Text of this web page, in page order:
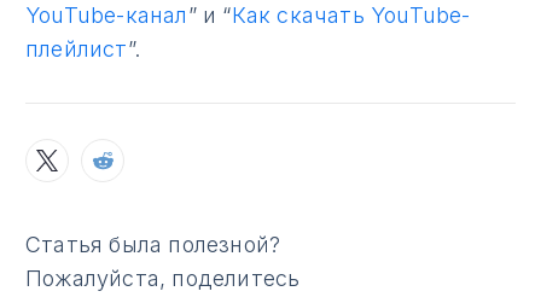
YouTube-канал” и “Как скачать YouTube-
плейлист”.
Статья была полезной?
Пожалуйста, поделитесь